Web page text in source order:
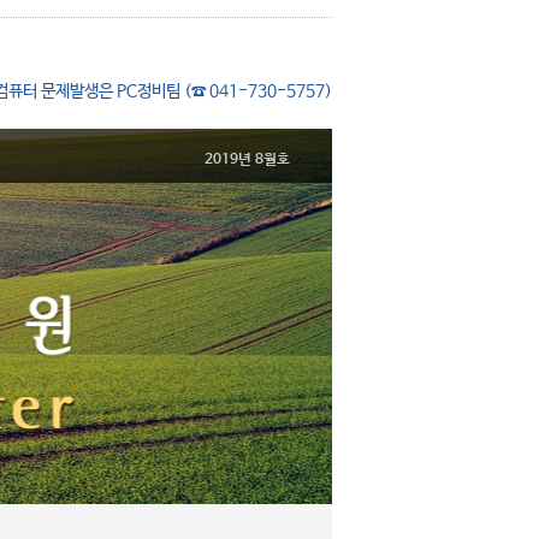
퓨터 문제발생은 PC정비팀 (☎ 041-730-5757)
2019년 8월호